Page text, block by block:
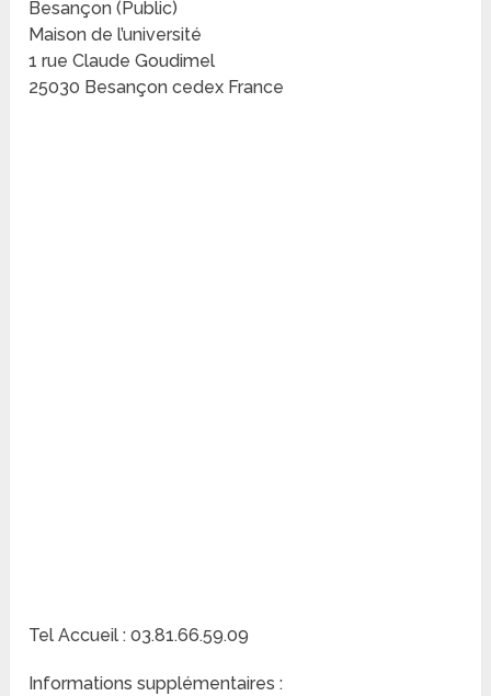
Besançon (Public)
Maison de l’université
1 rue Claude Goudimel
25030 Besançon cedex France
Tel Accueil : 03.81.66.59.09
Informations supplémentaires :